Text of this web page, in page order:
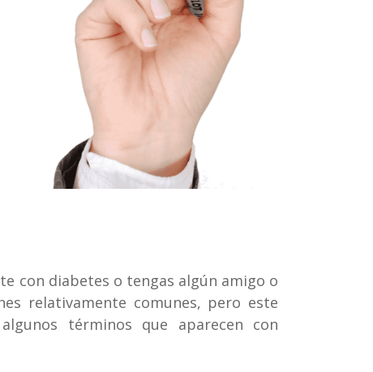
con diabetes o tengas algún amigo o
relativamente comunes, pero este
términos que aparecen con